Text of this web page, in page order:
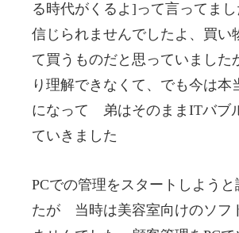
る時代がくるよ]って言ってま
信じられませんでしたよ、買い
て買うものだと思っていました
り理解できなくて、でも今は本
になって 弟はそのままITバブ
ていきました
PCでの管理をスタートしようと
たが 当時は美容室向けのソフ